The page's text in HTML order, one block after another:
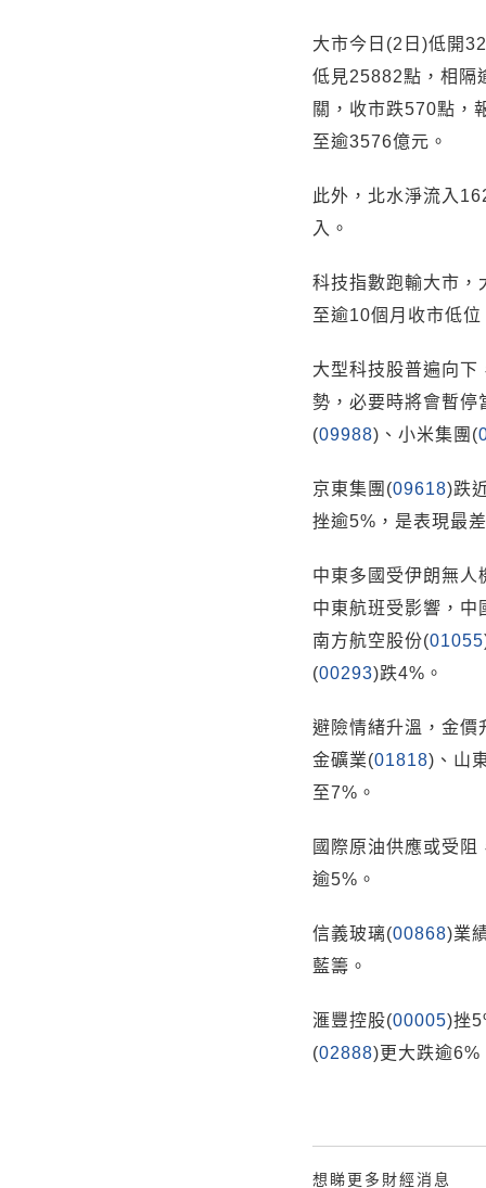
大市今日(2日)低開
低見25882點，相隔
關，收市跌570點，
至逾3576億元。
此外，北水淨流入
入。
科技指數跑輸大市
至逾10個月收市低位
大型科技股普遍向下
勢，必要時將會暫停
(09988)、小米集團(
京東集團(09618)跌
挫逾5%，是表現最
中東多國受伊朗無人
中東航班受影響，中
南方航空股份(01055
(00293)跌4%。
避險情緒升溫，金
金礦業(01818)、山
至7%。
國際原油供應或受
逾5%。
信義玻璃(00868)業
藍籌。
滙豐控股(00005)挫
(02888)更大跌逾6%
想睇更多財經消息